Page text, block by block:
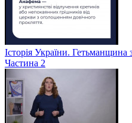
Історія України. Гетьманщина
Частина 2